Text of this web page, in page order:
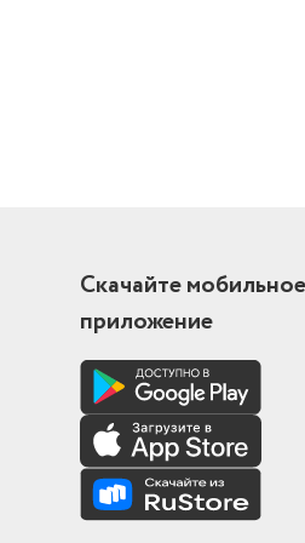
Скачайте мобильное
приложение